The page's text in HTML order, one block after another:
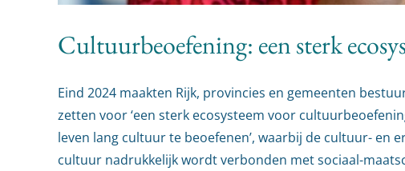
Cultuurbeoefening: een sterk
Eind 2024 maakten Rijk, provincies en gemeenten
zetten voor ‘een sterk ecosysteem voor
leven lang cultuur te beoefenen’, waarbij de cultuur- en
cultuur nadrukkelijk wordt verbonden met sociaal-